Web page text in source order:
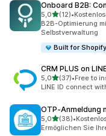
Onboard B2B:
5,0von 5 Sternen
(12)
12 Rezensionen
•
B2B-Optimierung
Selbstverwaltung
Built for Shopify
CRM PLUS on
5,0von 5 Sternen
(37)
37 Rezensionen
•Free to
LINE ID connect
OTP‑Anmeldung
5,0von 5 Sternen
(38)
38 Rezensionen
•
Ermöglichen Sie